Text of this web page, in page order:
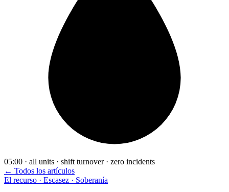
05:00 · all units · shift turnover · zero incidents
← Todos los artículos
El recurso · Escasez · Soberanía